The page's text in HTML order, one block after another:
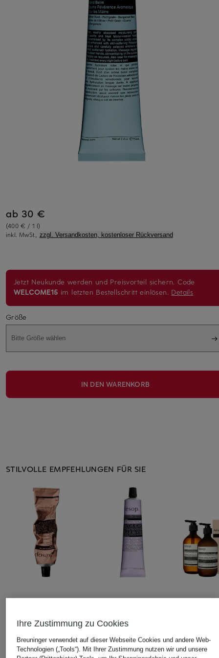
ab 30 €
(400 € / 1 l)
inkl. MwSt., zzgl. Versandkosten, kostenloser Rückversand
Jetzt Neukunde werden und Preisvorteil sichern. Code
WELCOME15 im letzten Bestellschritt einlösen. Details
Größe
Bitte Größe wählen
IN DEN WARENKORB
STILVOLLE EMPFEHLUNGEN FÜR SIE
Aesop
AROMATIQUE HAND
Handpflege
Aesop
HAND BALM
30 €
Aesop
121 €
(121,00 € / 1
Ihre Zustimmung zu Cookies
Breuninger verwendet auf dieser Webseite Cookies und andere Web-
Technologien („Tools“). Mit Ihrer Zustimmung nutzen wir und unsere